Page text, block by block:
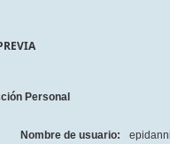
Personal
Nombre de usuario: